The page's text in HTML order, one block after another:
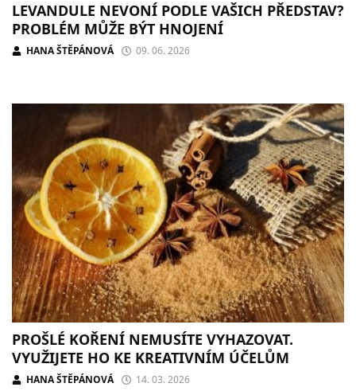
LEVANDULE NEVONÍ PODLE VAŠICH PŘEDSTAV?
PROBLÉM MŮŽE BÝT HNOJENÍ
HANA ŠTĚPÁNOVÁ 09. 06. 2026
PROŠLÉ KOŘENÍ NEMUSÍTE VYHAZOVAT.
VYUŽIJETE HO KE KREATIVNÍM ÚČELŮM
HANA ŠTĚPÁNOVÁ 14. 03. 2026